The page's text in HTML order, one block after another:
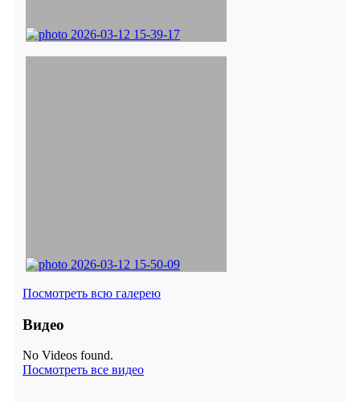
Посмотреть всю галерею
Видео
No Videos found.
Посмотреть все видео